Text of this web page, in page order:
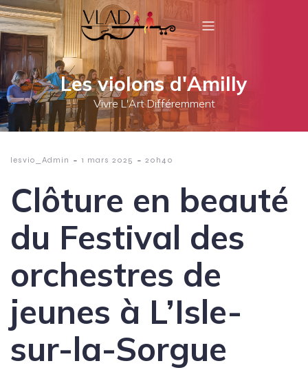
Les violons d'Amilly
Vivre L'Art Différemment
lesvio_Admin - 1 mars 2025 - 20h40
Clôture en beauté
du Festival des
orchestres de
jeunes à L’Isle-
sur-la-Sorgue